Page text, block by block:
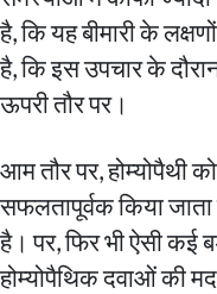
है, कि यह बीमारी के
है, कि इस उपचार के
ऊपरी तौर पर।
आम तौर पर, होम्योपैथी
सफलतापूर्वक किया जाता
है। पर, फिर भी ऐसी कई
होम्योपैथिक दवाओं की